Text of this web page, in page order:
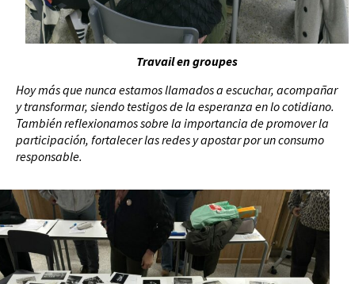
Travail en groupes
Hoy más que nunca estamos llamados a escuchar, acompañar
y transformar, siendo testigos de la esperanza en lo cotidiano.
También reflexionamos sobre la importancia de promover la
participación, fortalecer las redes y apostar por un consumo
responsable.